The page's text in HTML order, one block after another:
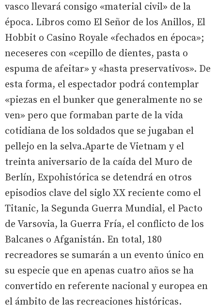
vasco llevará consigo «material civil» de la
época. Libros como El Señor de los Anillos, El
Hobbit o Casino Royale «fechados en época»;
neceseres con «cepillo de dientes, pasta o
espuma de afeitar» y «hasta preservativos». De
esta forma, el espectador podrá contemplar
«piezas en el bunker que generalmente no se
ven» pero que formaban parte de la vida
cotidiana de los soldados que se jugaban el
pellejo en la selva.Aparte de Vietnam y el
treinta aniversario de la caída del Muro de
Berlín, Expohistórica se detendrá en otros
episodios clave del siglo XX reciente como el
Titanic, la Segunda Guerra Mundial, el Pacto
de Varsovia, la Guerra Fría, el conflicto de los
Balcanes o Afganistán. En total, 180
recreadores se sumarán a un evento único en
su especie que en apenas cuatro años se ha
convertido en referente nacional y europea en
el ámbito de las recreaciones históricas.